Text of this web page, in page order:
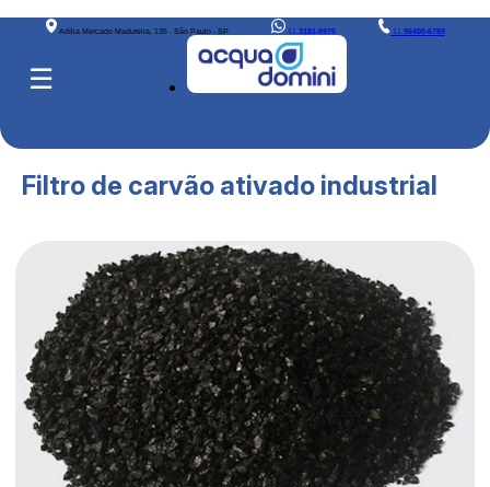
Adília Mercado Madureira, 135 - São Paulo - SP 113181-8975 11 96400-6789
☰
Filtro de carvão ativado industrial